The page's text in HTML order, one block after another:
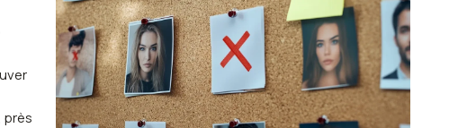
près